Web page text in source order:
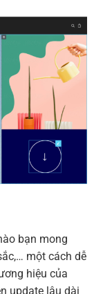
bạn mong
một cách dễ
hiệu của
update lâu dài